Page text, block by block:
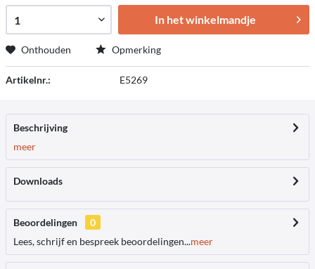
In het winkelmandje
Onthouden Opmerking
Artikelnr.: E5269
Beschrijving
meer
Downloads
Beoordelingen
0
Lees, schrijf en bespreek beoordelingen...meer